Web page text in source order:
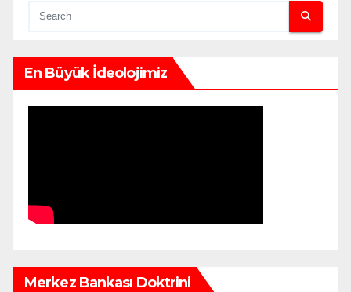
En Büyük İdeolojimiz
Merkez Bankası Doktrini